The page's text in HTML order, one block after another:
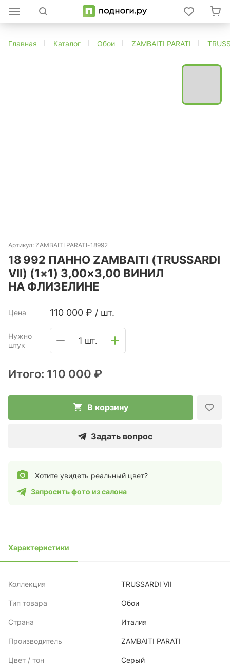
Главная Каталог Обои ZAMBAITI PARATI
Артикул: ZAMBAITI PARATI-18992
18 992 ПАННО ZAMBAITI (TRUSSARDI
VII) (1×1) 3,00×3,00 ВИНИЛ
НА ФЛИЗЕЛИНЕ
Цена 110 000 ₽ / шт.
Нужно
штук
1 шт.
Итого: 110 000 ₽
В корзину
Задать вопрос
Хотите увидеть реальный цвет?
Запросить фото из салона
Характеристики
Коллекция TRUSSARDI VII
Тип товара Обои
Страна Италия
Производитель ZAMBAITI PARATI
Цвет / тон Серый